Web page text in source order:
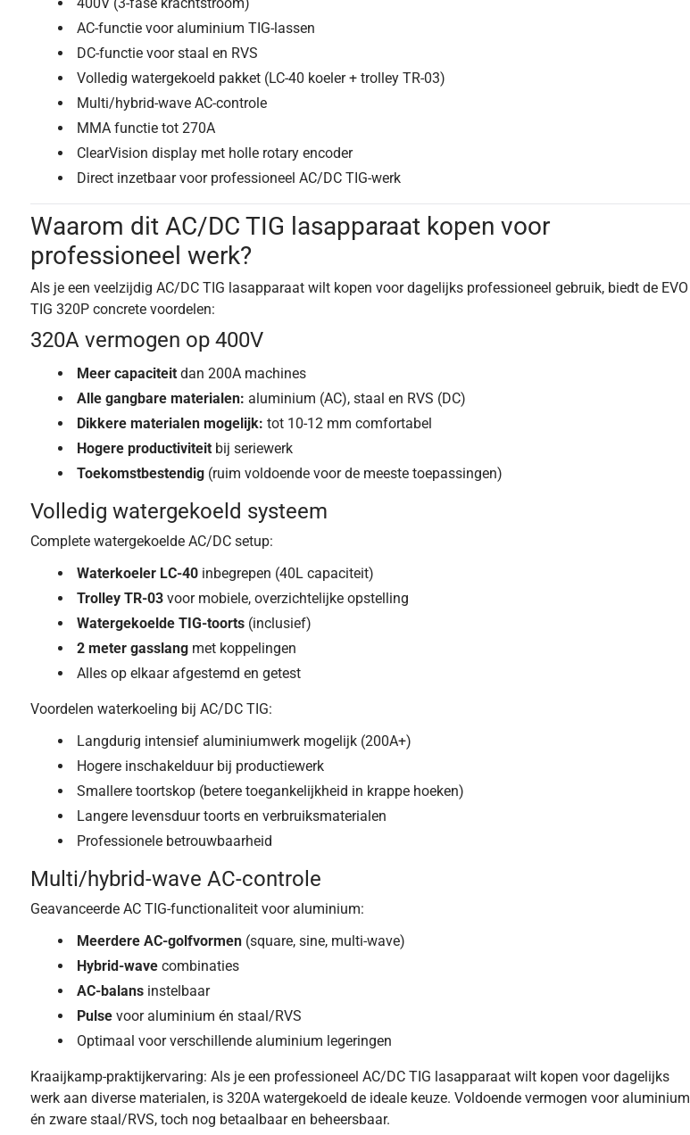
AC-functie voor aluminium TIG-lassen
DC-functie voor staal en RVS
Volledig watergekoeld pakket (LC-40 koeler + trolley TR-03)
Multi/hybrid-wave AC-controle
MMA functie tot 270A
ClearVision display met holle rotary encoder
Direct inzetbaar voor professioneel AC/DC TIG-werk
Waarom dit AC/DC TIG lasapparaat kopen voor
professioneel werk?
Als je een veelzijdig AC/DC TIG lasapparaat wilt kopen voor dagelijks professioneel gebruik, biedt de EVO
TIG 320P concrete voordelen:
320A vermogen op 400V
Meer capaciteit dan 200A machines
Alle gangbare materialen: aluminium (AC), staal en RVS (DC)
Dikkere materialen mogelijk: tot 10-12 mm comfortabel
Hogere productiviteit bij seriewerk
Toekomstbestendig (ruim voldoende voor de meeste toepassingen)
Volledig watergekoeld systeem
Complete watergekoelde AC/DC setup:
Waterkoeler LC-40 inbegrepen (40L capaciteit)
Trolley TR-03 voor mobiele, overzichtelijke opstelling
Watergekoelde TIG-toorts (inclusief)
2 meter gasslang met koppelingen
Alles op elkaar afgestemd en getest
Voordelen waterkoeling bij AC/DC TIG:
Langdurig intensief aluminiumwerk mogelijk (200A+)
Hogere inschakelduur bij productiewerk
Smallere toortskop (betere toegankelijkheid in krappe hoeken)
Langere levensduur toorts en verbruiksmaterialen
Professionele betrouwbaarheid
Multi/hybrid-wave AC-controle
Geavanceerde AC TIG-functionaliteit voor aluminium:
Meerdere AC-golfvormen (square, sine, multi-wave)
Hybrid-wave combinaties
AC-balans instelbaar
Pulse voor aluminium én staal/RVS
Optimaal voor verschillende aluminium legeringen
Kraaijkamp-praktijkervaring: Als je een professioneel AC/DC TIG lasapparaat wilt kopen voor dagelijks
werk aan diverse materialen, is 320A watergekoeld de ideale keuze. Voldoende vermogen voor aluminium
én zware staal/RVS, toch nog betaalbaar en beheersbaar.